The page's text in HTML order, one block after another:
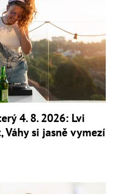
4. 8. 2026: Lvi
si jasně vymezí